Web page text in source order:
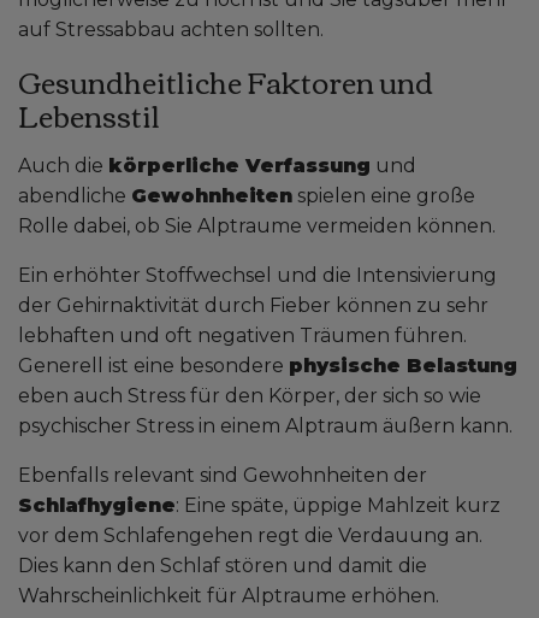
auf Stressabbau achten sollten.
Gesundheitliche Faktoren und
Lebensstil
Auch die körperliche Verfassung und
abendliche Gewohnheiten spielen eine große
Rolle dabei, ob Sie Alptraume vermeiden können.
Ein erhöhter Stoffwechsel und die Intensivierung
der Gehirnaktivität durch Fieber können zu sehr
lebhaften und oft negativen Träumen führen.
Generell ist eine besondere physische Belastung
eben auch Stress für den Körper, der sich so wie
psychischer Stress in einem Alptraum äußern kann.
Ebenfalls relevant sind Gewohnheiten der
Schlafhygiene: Eine späte, üppige Mahlzeit kurz
vor dem Schlafengehen regt die Verdauung an.
Dies kann den Schlaf stören und damit die
Wahrscheinlichkeit für Alptraume erhöhen.